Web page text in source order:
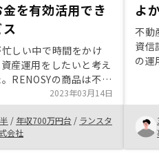
を有効活用でき
しい中で時間をかけ
産運用をしたいと考え
RENOSYの商品は不動
いだけでなく、オーナー
る業務が少ないPlan
をかけず資産運用をし
て大変魅力的でした。
しては、シュミレーシ
2023年03月14日
/ 年収700万円台 / ランスタ
会社
よ
不動
資信
の運
で
当者
の
でき
に、